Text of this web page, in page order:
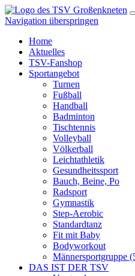
Navigation überspringen
Home
Aktuelles
TSV-Fanshop
Sportangebot
Turnen
Fußball
Handball
Badminton
Tischtennis
Volleyball
Völkerball
Leichtathletik
Gesundheitssport
Bauch, Beine, Po
Radsport
Gymnastik
Step-Aerobic
Standardtanz
Fit mit Baby
Bodyworkout
Männersportgruppe
DAS IST DER TSV